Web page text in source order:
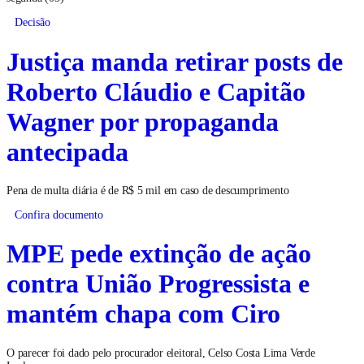
Decisão
Justiça manda retirar posts de
Roberto Cláudio e Capitão
Wagner por propaganda
antecipada
Pena de multa diária é de R$ 5 mil em caso de descumprimento
Confira documento
MPE pede extinção de ação
contra União Progressista e
mantém chapa com Ciro
O parecer foi dado pelo procurador eleitoral, Celso Costa Lima Verde